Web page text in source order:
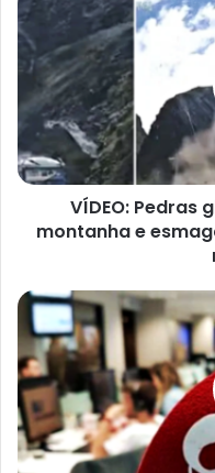
e
n
d
e
o
d
e
e
VÍDEO: Pedras
montanha e